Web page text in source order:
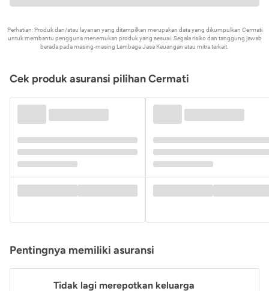
Perhatian: Produk dan/atau layanan yang ditampilkan merupakan data yang dikumpulkan Cermati
untuk membantu pengguna menemukan produk yang sesuai. Segala risiko dan tanggung jawab
berada pada masing-masing Lembaga Jasa Keuangan atau mitra terkait.
Cek produk asuransi pilihan Cermati
Pentingnya memiliki asuransi
Tidak lagi merepotkan keluarga